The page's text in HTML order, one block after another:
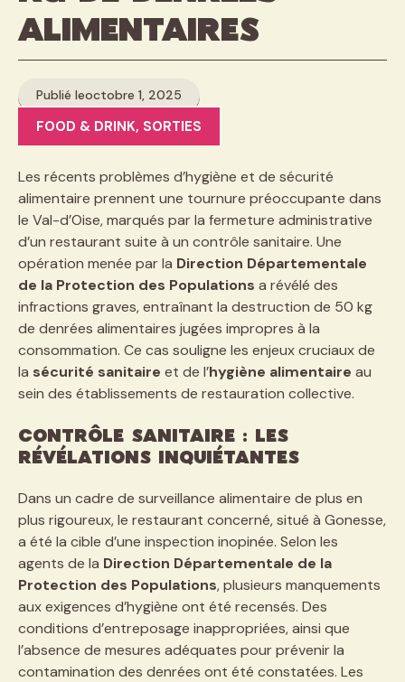
alimentaires
Publié leoctobre 1, 2025
FOOD & DRINK, SORTIES
Les récents problèmes d’hygiène et de sécurité
alimentaire prennent une tournure préoccupante dans
le Val-d’Oise, marqués par la fermeture administrative
d’un restaurant suite à un contrôle sanitaire. Une
opération menée par la Direction Départementale
de la Protection des Populations a révélé des
infractions graves, entraînant la destruction de 50 kg
de denrées alimentaires jugées impropres à la
consommation. Ce cas souligne les enjeux cruciaux de
la sécurité sanitaire et de l’hygiène alimentaire au
sein des établissements de restauration collective.
Contrôle sanitaire : les
révélations inquiétantes
Dans un cadre de surveillance alimentaire de plus en
plus rigoureux, le restaurant concerné, situé à Gonesse,
a été la cible d’une inspection inopinée. Selon les
agents de la Direction Départementale de la
Protection des Populations, plusieurs manquements
aux exigences d’hygiène ont été recensés. Des
conditions d’entreposage inappropriées, ainsi que
l’absence de mesures adéquates pour prévenir la
contamination des denrées ont été constatées. Les